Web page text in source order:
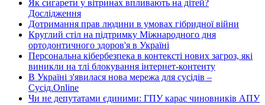
Як сигарети у вітринах впливають на дітей?
Дослідження
Дотримання прав людини в умовах гібридної війни
Круглий стіл на підтримку Міжнародного дня
ортодонтичного здоров'я в Україні
Персональна кібербезпека в контексті нових загроз, які
виникли на тлі блокування інтернет-контенту
В Україні з'явилася нова мережа для сусідів –
Сусід.Online
Чи не депутатами єдиними: ГПУ карає чиновників АПУ